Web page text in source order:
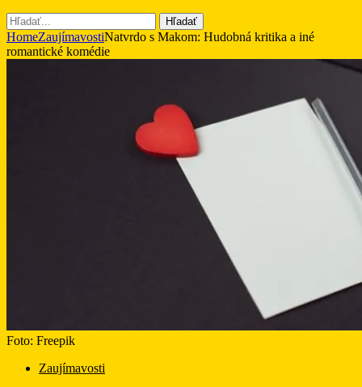
Hľadať
HomeZaujímavostiNatvrdo s Makom: Hudobná kritika a iné
romantické komédie
Foto: Freepik
Zaujímavosti